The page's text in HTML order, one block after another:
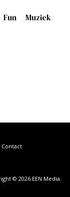
Fun Muziek
© 2026 EEN Media
Contact